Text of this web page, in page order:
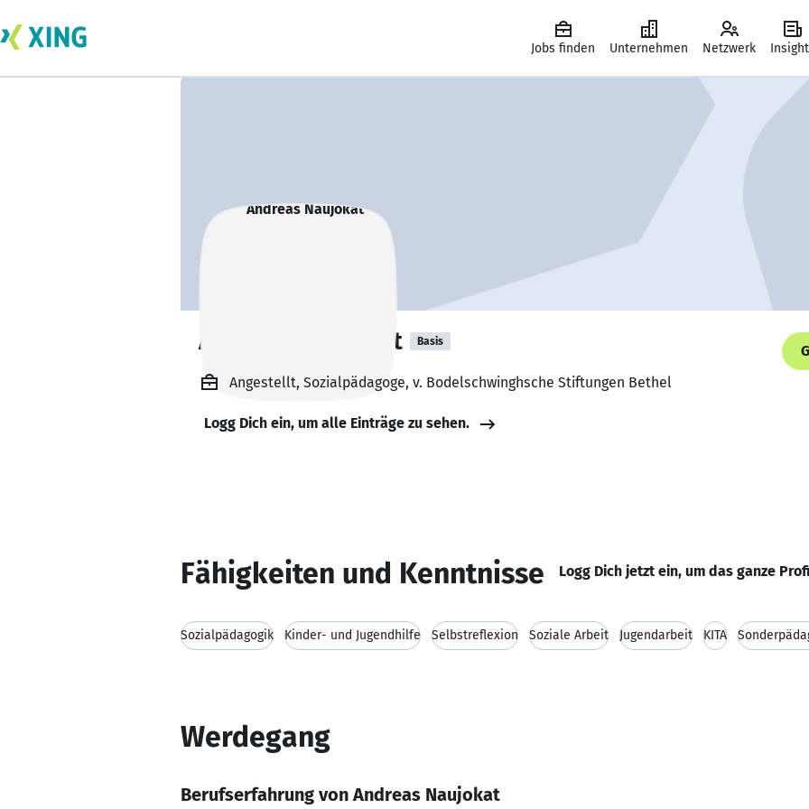
Jobs finden Unternehmen Netzwerk
Andreas Naujokat Basis
Angestellt, Sozialpädagoge, v. Bodelschwinghsche Stiftungen Bethel
Logg Dich ein, um alle Einträge zu sehen.
Fähigkeiten und Kenntnisse Logg Dich jetzt ein, um das ganze
Sozialpädagogik Kinder- und Jugendhilfe Selbstreflexion Soziale Arbeit Jugendarbeit KITA
Werdegang
Berufserfahrung von Andreas Naujokat